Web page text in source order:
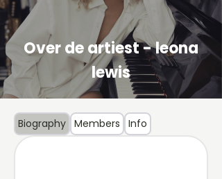
Over de artiest - leona
lewis
Biography Members Info